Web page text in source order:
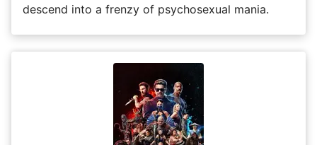
descend into a frenzy of psychosexual mania.